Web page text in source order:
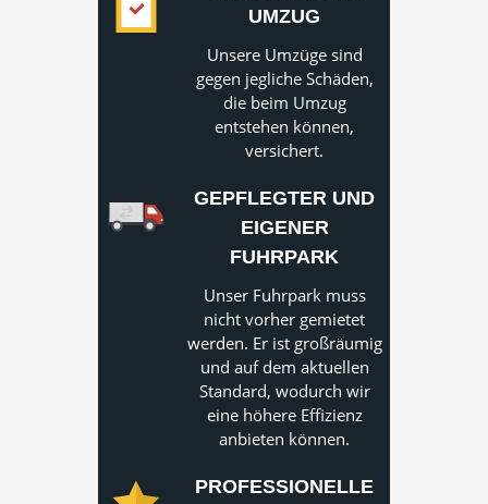
UMZUG
Unsere Umzüge sind
gegen jegliche Schäden,
die beim Umzug
entstehen können,
versichert.
GEPFLEGTER UND
EIGENER
FUHRPARK
Unser Fuhrpark muss
nicht vorher gemietet
werden. Er ist großräumig
und auf dem aktuellen
Standard, wodurch wir
eine höhere Effizienz
anbieten können.
PROFESSIONELLE